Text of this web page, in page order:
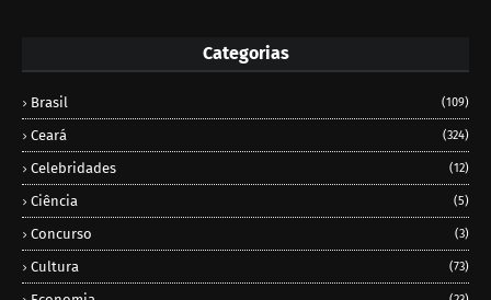
Categorias
Brasil (109)
Ceará (324)
Celebridades (12)
Ciência (5)
Concurso (3)
Cultura (73)